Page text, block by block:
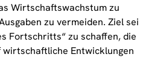
Wirtschaftswachstum zu
zu vermeiden. Ziel sei
Fortschritts“ zu schaffen, die
Entwicklungen